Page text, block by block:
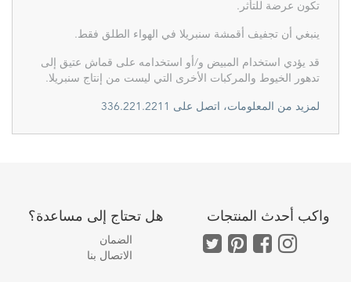
تكون عرضة للتأثر.
ينبغي أن تجفيف أقمشة سنبريلا في الهواء الطلق فقط.
قد يؤدي استخدام المبيض و/أو استخدامه على قماش عتيق إلى
تدهور الخيوط والمركبات الأخرى التي ليست من إنتاج سنبريلا.
لمزيد من المعلومات، اتصل على 336.221.2211
هل تحتاج إلى مساعدة؟
الضمان
الاتصال بنا
واكب أحدث المنتجات